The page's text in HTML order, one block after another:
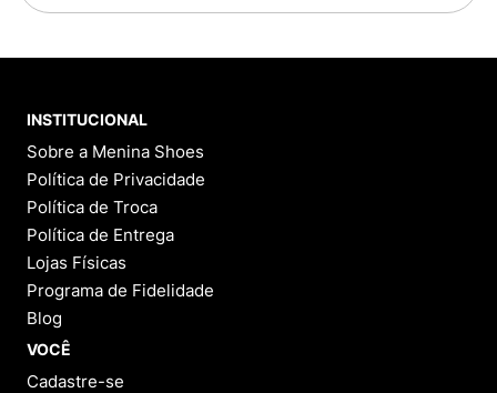
INSTITUCIONAL
Sobre a Menina Shoes
Política de Privacidade
Política de Troca
Política de Entrega
Lojas Físicas
Programa de Fidelidade
Blog
VOCÊ
Cadastre-se